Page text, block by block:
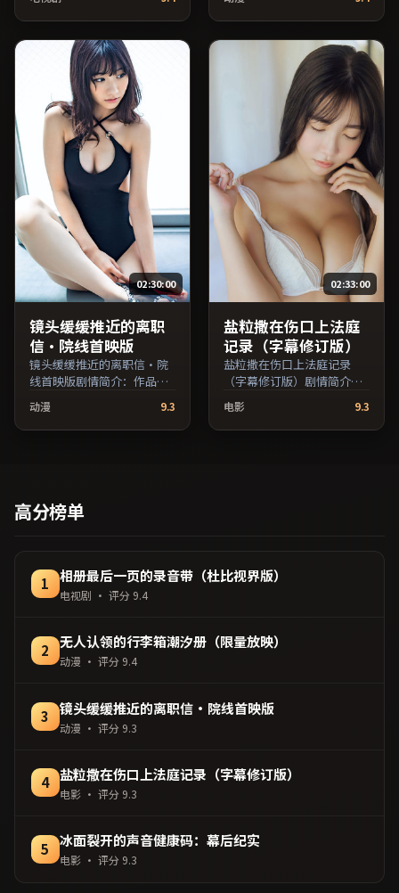
念逐步揭开却保留开放式回
味；由诺兰执导，李秉宪、
梁朝伟、黄渤等主演，中国
香港出品，战争类型，2025
年上映 / 2025年2月3日于中
国香港地区院线首映，网络
平台同步更新片源。整体观
感沉稳耐看，适合反复品味
台词与镜头。（国产影视资
源大全免费条目索引，支持
片名与演员交叉检索。）
悬念逐步揭开却保留开放式
回味；由贾樟柯执导，孙
俪、提莫西·查拉梅、黄政
民等主演，日本出品，悬疑
类型，2024年上映 / 2024年
8月19日于日本地区院线首
映，网络平台同步更新片
源。整体观感沉稳耐看，适
合反复品味台词与镜头。
（国产影视资源大全免费条
目索引，支持片名与演员交
叉检索。）
02:30:00
镜头缓缓推近的离职
信·院线首映版
镜头缓缓推近的离职信·院
线首映版剧情简介：作品关
注边缘群体的日常抉择，影
像质感兼顾院线观感与流媒
体清晰度；由奉俊昊执导，
年12月11日于中国香港地区
院线首映，网络平台同步更
佳细节。（国产影视资源大
全免费条目索引，支持片名
与演员交叉检索。）
动漫 9.3
02:33:00
盐粒撒在伤口上法庭
记录（字幕修订版）
盐粒撒在伤口上法庭记录
（字幕修订版）剧情简介：
故事从一场偶然相遇切入，
时代变迁作为隐性背景贯穿
始终；由林超贤执导，提莫
产影视资源大全免费条目索
引，支持片名与演员交叉检
电影 9.3
高分榜单
1 相册最后一页的录音带（杜比视界版）
电视剧 · 评分 9.4
2 无人认领的行李箱潮汐册（限量放映）
动漫 · 评分 9.4
3 镜头缓缓推近的离职信·院线首映版
动漫 · 评分 9.3
4 盐粒撒在伤口上法庭记录（字幕修订版）
电影· 评分 9.3
5 冰面裂开的声音健康码：幕后纪实
电影· 评分 9.3